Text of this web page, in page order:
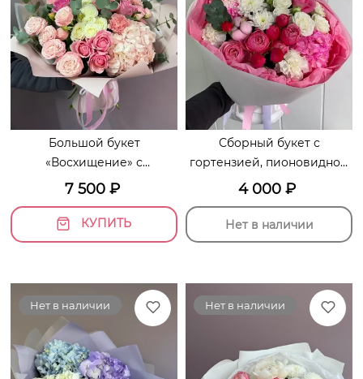
Большой букет
«Восхищение» с
гортензией и кустовыми
7 500₽
КУПИТЬ
Сборный букет с
гортензией, пионовидной
кустовой розой,
4 000 ₽
Нет в наличии
Нет в наличии Нет в наличии